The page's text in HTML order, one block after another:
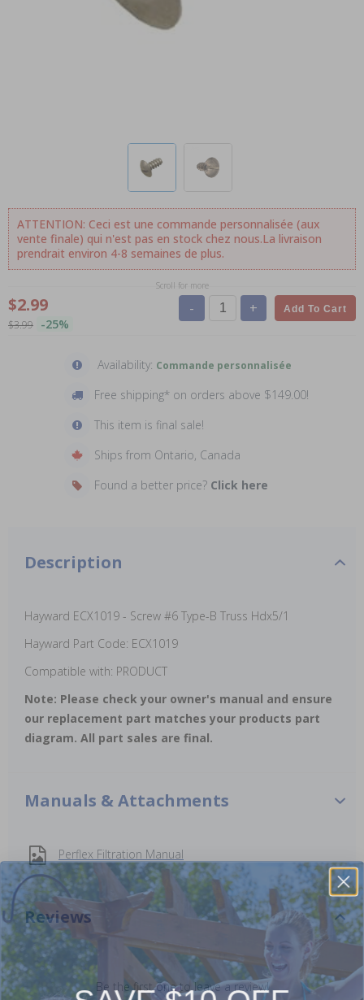
ATTENTION: Ceci est une commande personnalisée (aux
vente finale) qui n'est pas en stock chez nous.La livraison
prendrait environ 4-8 semaines de plus.
Scroll for more
$2.99
$3.99 -25%
- + Add To Cart
Availability: Commande personnalisée
Free shipping* on orders above $149.00!
This item is final sale!
Ships from Ontario, Canada
Found a better price? Click here
Description
Hayward ECX1019 - Screw #6 Type-B Truss Hdx5/1
Hayward Part Code: ECX1019
Compatible with: PRODUCT
Note: Please check your owner's manual and ensure
our replacement part matches your products part
diagram. All part sales are final.
Manuals & Attachments
Perflex Filtration Manual
Reviews
Be the first one to leave a review!
SAVE $10 OFF